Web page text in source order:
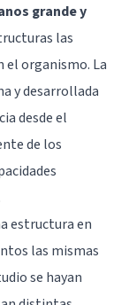
grande y
las
el organismo. La
y desarrollada
desde el
de los
estructura en
las mismas
se hayan